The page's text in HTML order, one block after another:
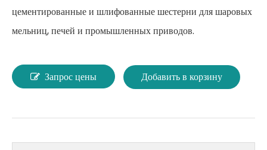
цементированные и шлифованные шестерни для шаровых
мельниц, печей и промышленных приводов.
Запрос цены Добавить в корзину